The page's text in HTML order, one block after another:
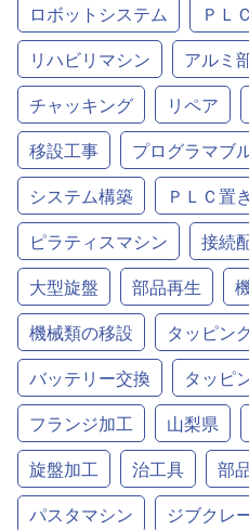
ロボットシステム
ＰＬ
リハビリマシン
アルミ
チャッキング
リペア
移設工事
プログラマブ
システム構築
ＰＬＣ置
ピラティスマシン
接続
大型旋盤
部品再生
機械類の移設
タッピン
バッテリー交換
タッピ
フランジ加工
山梨県
旋盤加工
治工具 部
パスタマシン
ジブクレ